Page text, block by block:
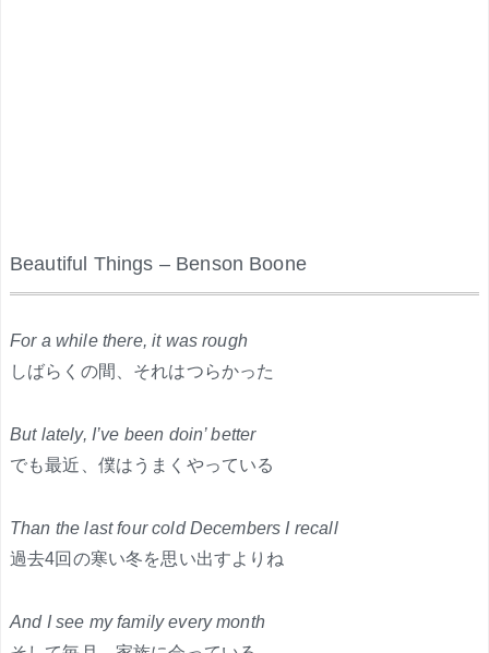
Beautiful Things – Benson Boone
For a while there, it was rough
しばらくの間、それはつらかった
But lately, I’ve been doin’ better
でも最近、僕はうまくやっている
Than the last four cold Decembers I recall
過去4回の寒い冬を思い出すよりね
And I see my family every month